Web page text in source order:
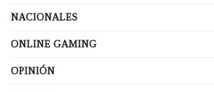
NACIONALES
ONLINE GAMING
OPINIÓN